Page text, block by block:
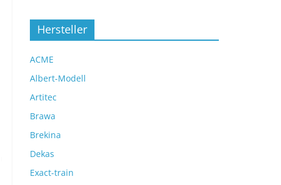
Hersteller
ACME
Albert-Modell
Artitec
Brawa
Brekina
Dekas
Exact-train